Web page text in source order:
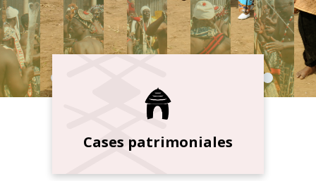
Cases patrimoniales